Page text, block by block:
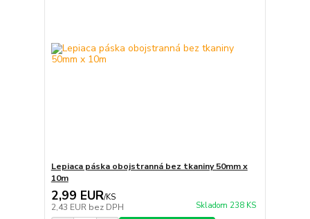
Lepiaca páska obojstranná bez tkaniny 50mm x
10m
2,99 EUR/KS
2,43 EUR bez DPH Skladom 238 KS